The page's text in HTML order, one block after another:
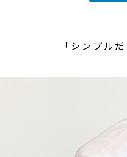
「シンプル